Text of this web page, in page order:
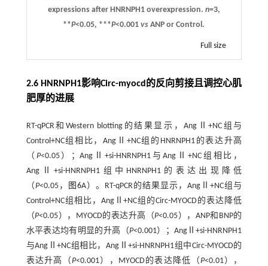
expressions after HNRNPH1 overexpression. n=3,
**P<0.05, ***P<0.001vs ANP or Control.
Full size
2.6 HNRNPH1影响Circ-myocd的反向剪接且调控心肌
肥厚的进展
RT-qPCR和Western blotting的结果显示，AngⅡ+NC组与
Control+NC组相比，AngⅡ+NC组的HNRNPH1的表达升高
（ P<0.05）；AngⅡ+si-HNRNPH1与AngⅡ+NC组相比，
AngⅡ+si-HNRNPH1组中HNRNPH1的表达出现降低
（P<0.05， 图6A）。RT-qPCR的结果显示，AngⅡ+NC组与
Control+NC组相比，AngⅡ+NC组的Circ-MYOCD的表达降低
（P<0.05），MYOCD的表达升高（P<0.05），ANP和BNP的
水平表达均有明显的升高（P<0.001）；AngⅡ+si-HNRNPH1
与AngⅡ+NC组相比，AngⅡ+si-HNRNPH1组中Circ-MYOCD的
表达升高（P<0.001），MYOCD的表达降低（P<0.01），